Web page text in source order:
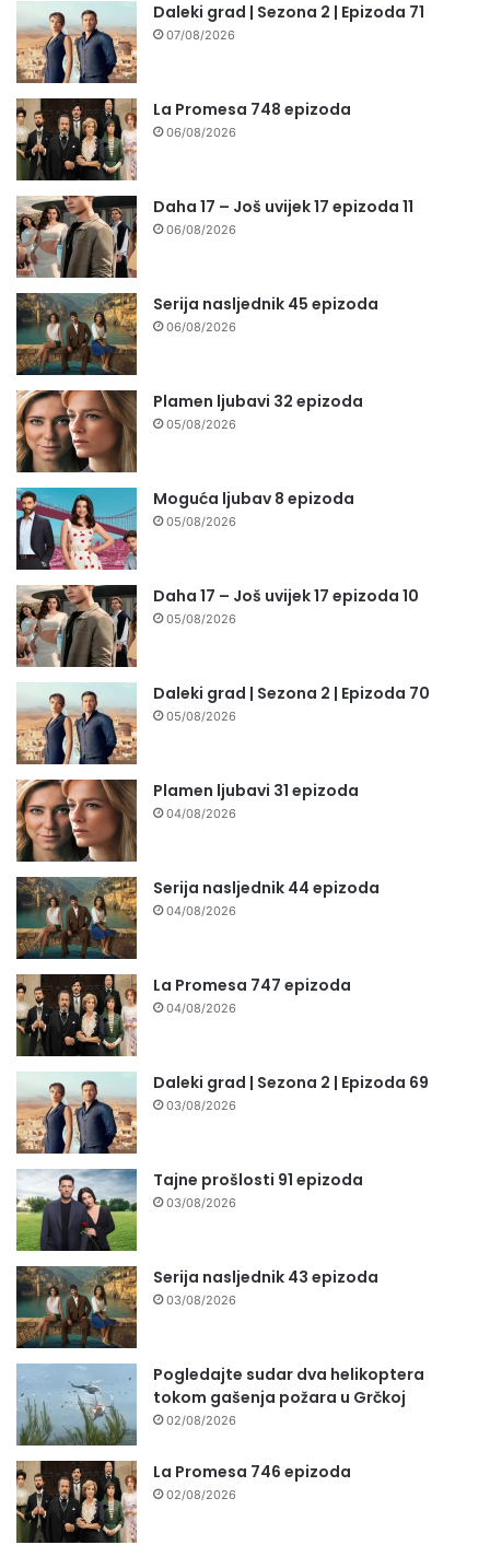
Daleki grad | Sezona 2 | Epizoda 71
07/08/2026
La Promesa 748 epizoda
06/08/2026
Daha 17 – Još uvijek 17 epizoda 11
06/08/2026
Serija nasljednik 45 epizoda
06/08/2026
Plamen ljubavi 32 epizoda
05/08/2026
Moguća ljubav 8 epizoda
05/08/2026
Daha 17 – Još uvijek 17 epizoda 10
05/08/2026
Daleki grad | Sezona 2 | Epizoda 70
05/08/2026
Plamen ljubavi 31 epizoda
04/08/2026
Serija nasljednik 44 epizoda
04/08/2026
La Promesa 747 epizoda
04/08/2026
Daleki grad | Sezona 2 | Epizoda 69
03/08/2026
Tajne prošlosti 91 epizoda
03/08/2026
Serija nasljednik 43 epizoda
03/08/2026
Pogledajte sudar dva helikoptera
tokom gašenja požara u Grčkoj
02/08/2026
La Promesa 746 epizoda
02/08/2026